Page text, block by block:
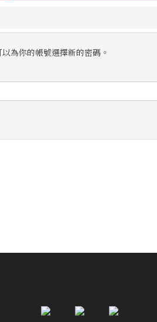
為你的帳號選擇新的密碼。